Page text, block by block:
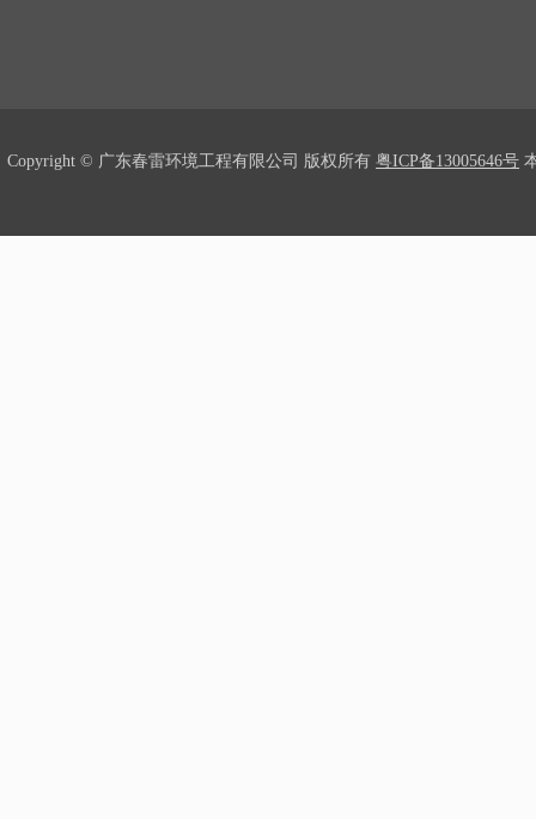
Copyright © 广东春雷环境工程有限公司 版权所有 粤ICP备13005646号